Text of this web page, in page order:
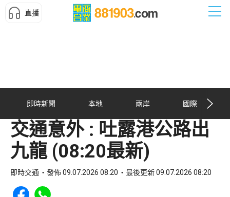
直播
即時新聞 本地 兩岸 國際
交通意外 : 吐露港公路出
九龍 (08:20最新)
即時交通 發佈 09.07.2026 08:20 最後更新 09.07.2026 08:20
Share to Facebook
Share to WhatsApp